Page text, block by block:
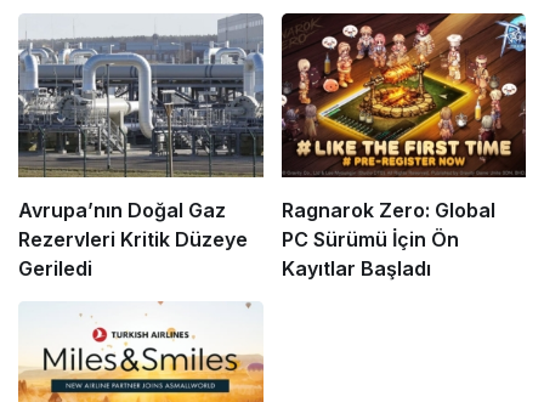
Avrupa’nın Doğal Gaz
Rezervleri Kritik Düzeye
Geriledi
Ragnarok Zero: Global
PC Sürümü İçin Ön
Kayıtlar Başladı